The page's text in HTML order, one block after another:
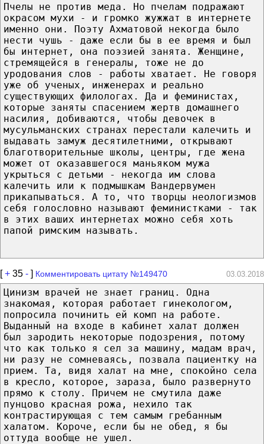
Пчелы не против меда. Но пчелам подражают
окрасом мухи - и громко жужжат в интернете
именно они. Поэту Ахматовой некогда было
нести чушь - даже если бы в ее время и был
бы интернет, она поэзией занята. Женщине,
стремящейся в генералы, тоже не до
уродования слов - работы хватает. Не говоря
уже об ученых, инженерах и реально
существующих филологах. Да и феминистах,
которые заняты спасением жертв домашнего
насилия, добиваются, чтобы девочек в
мусульманских странах перестали калечить и
выдавать замуж десятилетними, открывают
благотворительные школы, центры, где жена
может от оказавшегося маньяком мужа
укрыться с детьми - некогда им слова
калечить или к подмышкам Вандервумен
прикапываться. А то, что творцы неологизмов
себя голословно называют феминистками - так
в этих ваших интернетах можно себя хоть
папой римским называть.
[+ 35 - ] Комментировать цитату №149470 03.03.2018
Цинизм врачей не знает границ. Одна
знакомая, которая работает гинекологом,
попросила починить ей комп на работе.
Выданный на входе в кабинет халат должен
был зародить некоторые подозрения, потому
что как только я сел за машину, мадам врач,
ни разу не сомневаясь, позвала пациентку на
прием. Та, видя халат на мне, спокойно села
в кресло, которое, зараза, было развернуто
прямо к столу. Причем не смутила даже
пунцово красная рожа, нехило так
контрастирующая с тем самым гребанным
халатом. Короче, если бы не обед, я бы
оттуда вообще не ушел.